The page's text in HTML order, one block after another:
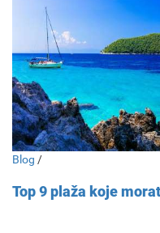
Blog /
Top 9 plaža koje